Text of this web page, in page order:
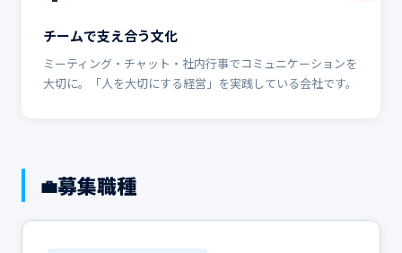
チームで支え合う文化
ミーティング・チャット・社内行事でコミュニケーションを
大切に。「人を大切にする経営」を実践している会社です。
💼募集職種